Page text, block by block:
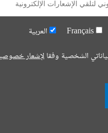
Français
العربية
الشخصية وفقالإشعار